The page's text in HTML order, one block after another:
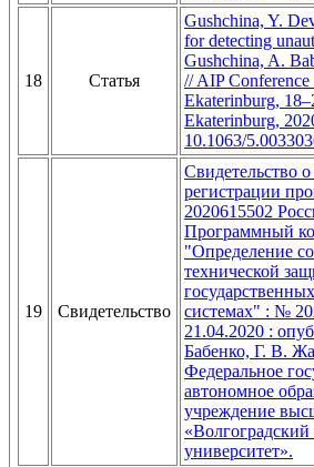
18 Статья
Gushchina, Y.
for detecting
Gushchina, A.
// AIP Conference
Ekaterinburg,
Ekaterinburg,
10.1063/
19 Свидетельство
Свидетельство
регистрации
2020615502
Программный
"Определение
технической
системах" : №
21.04.2020 :
Бабенко, Г. В.
Федеральное
автономное
учреждение
университет».